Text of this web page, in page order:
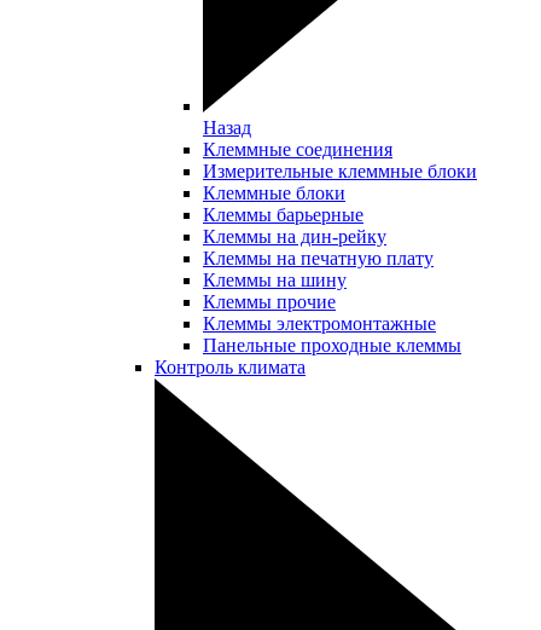
Назад
Клеммные соединения
Измерительные клеммные блоки
Клеммные блоки
Клеммы барьерные
Клеммы на дин-рейку
Клеммы на печатную плату
Клеммы на шину
Клеммы прочие
Клеммы электромонтажные
Панельные проходные клеммы
Контроль климата